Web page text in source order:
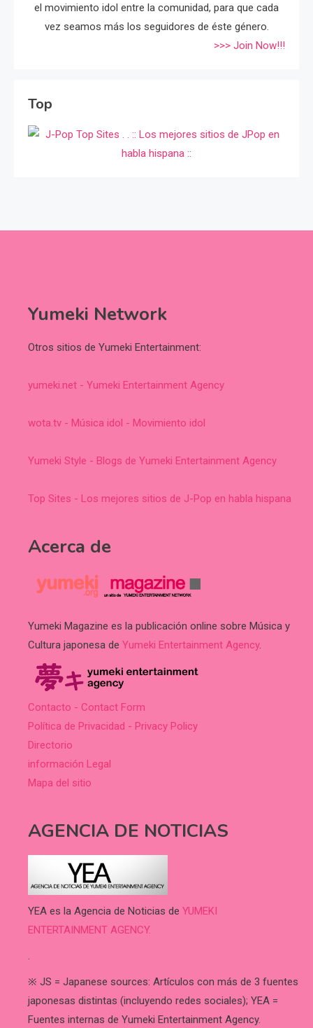
el movimiento idol entre la comunidad, para que cada
vez seamos más los seguidores de éste género.
>>> Join Now!!!
Top
Yumeki Network
Otros sitios de Yumeki Entertainment:
yumeki.net - Yumeki Entertainment Agency
wota.tv - Música idol - Movimiento idol
Yumeki Style - Blogs de Yumeki Entertainment Agency
Top Sites - Los mejores sitios de J-Pop en habla hispana
Acerca de
Yumeki Magazine es la publicación online sobre Música y
Cultura japonesa de Yumeki Entertainment Agency.
Contacto - Contact Form
Política de Privacidad - Privacy Policy
Directorio
información Legal
Mapa del sitio
AGENCIA DE NOTICIAS
YEA es la Agencia de Noticias de YUMEKI
ENTERTAINMENT AGENCY.
.
※ JS = Japanese sources: Artículos con más de 3 fuentes
japonesas distintas (incluyendo redes sociales); YEA =
Fuentes internas de Yumeki Entertainment Agency.